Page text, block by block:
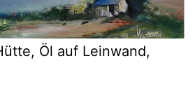
Öl auf Leinwand,